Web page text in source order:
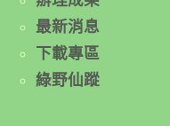
最新消息
下載專區
綠野仙蹤